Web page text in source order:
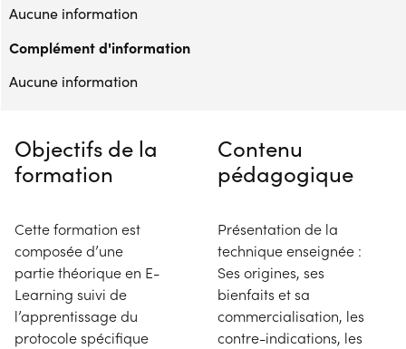
Aucune information
Complément d'information
Aucune information
Objectifs de la
formation
Cette formation est
composée d’une
partie théorique en E-
Learning suivi de
l’apprentissage du
protocole spécifique
Contenu
pédagogique
Présentation de la
technique enseignée :
Ses origines, ses
bienfaits et sa
commercialisation, les
contre-indications, les